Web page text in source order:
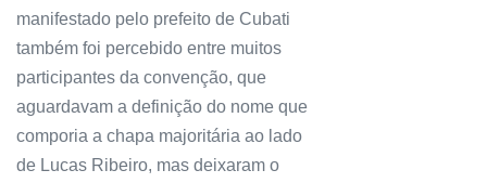
manifestado pelo prefeito de Cubati
também foi percebido entre muitos
participantes da convenção, que
aguardavam a definição do nome que
comporia a chapa majoritária ao lado
de Lucas Ribeiro, mas deixaram o